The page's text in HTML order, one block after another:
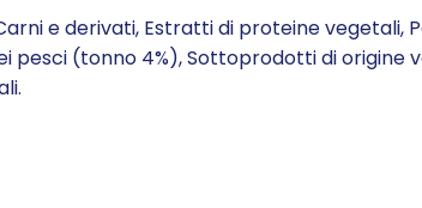
e derivati, Estratti di proteine vegetali,
pesci (tonno 4%), Sottoprodotti di origine